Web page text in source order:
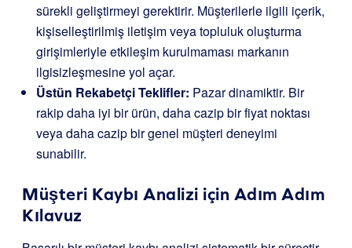
sürekli geliştirmeyi gerektirir. Müşterilerle ilgili içerik,
kişiselleştirilmiş iletişim veya topluluk oluşturma
girişimleriyle etkileşim kurulmaması markanın
ilgisizleşmesine yol açar.
Üstün Rekabetçi Teklifler: Pazar dinamiktir. Bir
rakip daha iyi bir ürün, daha cazip bir fiyat noktası
veya daha cazip bir genel müşteri deneyimi
sunabilir.
Müşteri Kaybı Analizi için Adım Adım
Kılavuz